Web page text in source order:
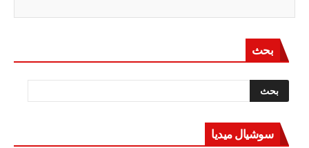
بحث
سوشيال ميديا